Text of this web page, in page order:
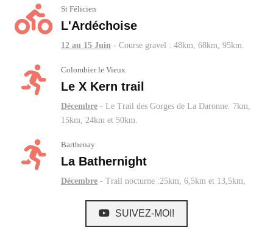
St Félicien
L'Ardéchoise
12 au 15 Juin - Course gravel : 48km, 68km, 95km.
Colombier le Vieux
Le X Kern trail
Décembre - Le Trail des Gorges de La Daronne. 7km,
15km, 24km et 50km.
Barthenay
La Bathernight
Décembre - Trail nocturne :25km, 6,5km et 13,5km,
SUIVEZ-MOI!